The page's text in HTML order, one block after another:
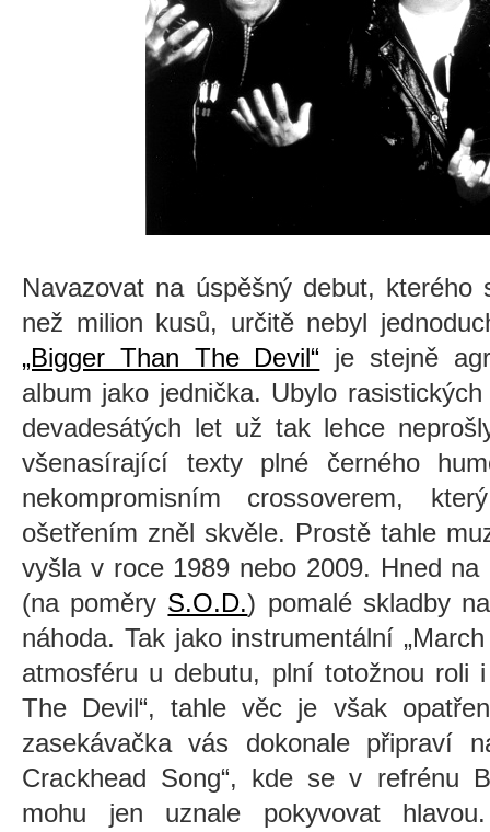
Navazovat na úspěšný debut, kterého
než milion kusů, určitě nebyl
„Bigger Than The Devil“ je stejně
album jako jednička. Ubylo
devadesátých let už tak lehce
všenasírající texty plné černého
nekompromisním crossoverem,
ošetřením zněl skvěle. Prostě tahle
vyšla v roce 1989 nebo 2009. Hned
(na poměry S.O.D.) pomalé skladby
náhoda. Tak jako instrumentální
atmosféru u debutu, plní totožnou roli
The Devil“, tahle věc je však
zasekávačka vás dokonale připraví
Crackhead Song“, kde se v refrénu
mohu jen uznale pokyvovat